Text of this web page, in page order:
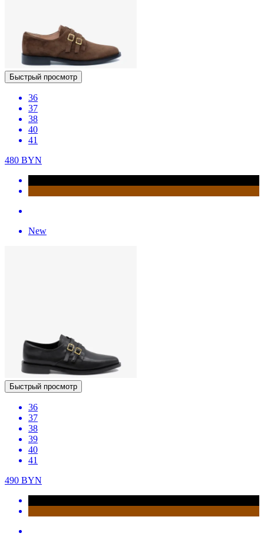
Быстрый просмотр
36
37
38
40
41
480 BYN
New
Быстрый просмотр
36
37
38
39
40
41
490 BYN